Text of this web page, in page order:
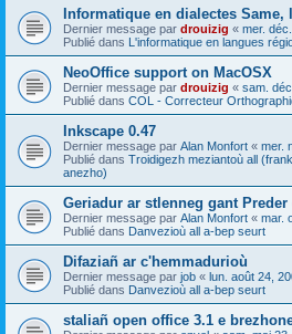
Informatique en dialectes Same,
Dernier message par drouizig « mer.
Publié dans L'informatique en langues
NeoOffice support on MacOSX
Dernier message par drouizig « sam.
Publié dans COL - Correcteur
Inkscape 0.47
Dernier message par Alan Monfort « mer.
Publié dans Troidigezh meziantoù all
anezho)
Geriadur ar stlenneg gant
Dernier message par Alan Monfort « mar.
Publié dans Danvezioù all a-bep seurt
Difaziañ ar c'hemmadurioù
Dernier message par job « lun. août 24,
Publié dans Danvezioù all a-bep seurt
staliañ open office 3.1 e